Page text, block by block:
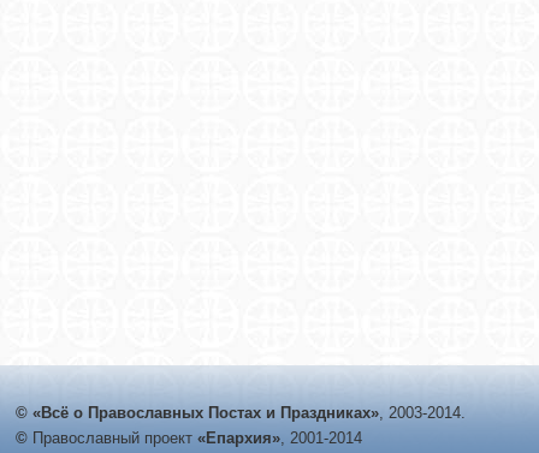
© «Всё о Православных Постах и Праздниках», 2003-2014.
© Православный проект «Епархия», 2001-2014